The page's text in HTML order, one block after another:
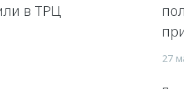
в ТРЦ
27